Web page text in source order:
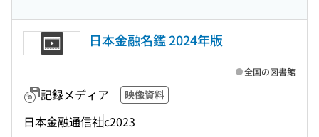
日本金融名鑑 2024年版
記録メディア 映像資料
日本金融通信社c2023
全国の図書館